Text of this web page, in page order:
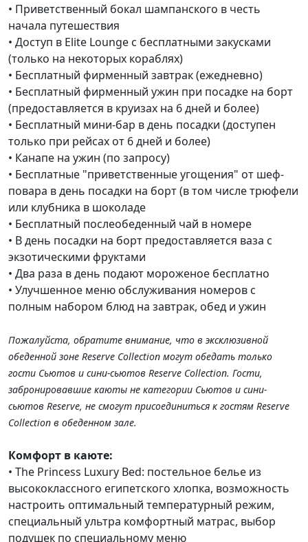
• Приветственный бокал шампанского в честь
начала путешествия
• Доступ в Elite Lounge с бесплатными закусками
(только на некоторых кораблях)
• Бесплатный фирменный завтрак (ежедневно)
• Бесплатный фирменный ужин при посадке на борт
(предоставляется в круизах на 6 дней и более)
• Бесплатный мини-бар в день посадки (доступен
только при рейсах от 6 дней и более)
• Канапе на ужин (по запросу)
• Бесплатные "приветственные угощения" от шеф-
повара в день посадки на борт (в том числе трюфели
или клубника в шоколаде
• Бесплатный послеобеденный чай в номере
• В день посадки на борт предоставляется ваза с
экзотическими фруктами
• Два раза в день подают мороженое бесплатно
• Улучшенное меню обслуживания номеров с
полным набором блюд на завтрак, обед и ужин
Пожалуйста, обратите внимание, что в эксклюзивной
обеденной зоне Reserve Collection могут обедать только
гости Сьютов и сини-сьютов Reserve Collection. Гости,
забронировавшие каюты не категории Сьютов и сини-
сьютов Reserve, не смогут присоединиться к гостям Reserve
Collection в обеденном зале.
Комфорт в каюте:
• The Princess Luxury Bed: постельное белье из
высококлассного египетского хлопка, возможность
настроить оптимальный температурный режим,
специальный ультра комфортный матрас, выбор
подушек по специальному меню